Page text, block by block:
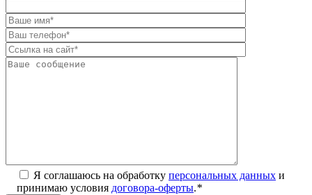
Я соглашаюсь на обработку персональных данных и
принимаю условия договора-оферты.*